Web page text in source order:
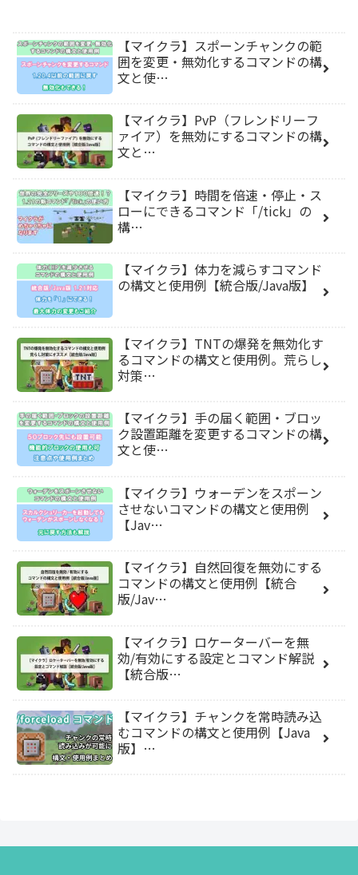
【マイクラ】スポーンチャンクの範
囲を変更・無効化するコマンドの構
文と使…
【マイクラ】PvP（フレンドリーフ
ァイア）を無効にするコマンドの構
文と…
【マイクラ】時間を倍速・停止・ス
ローにできるコマンド「/tick」の
構…
【マイクラ】体力を減らすコマンド
の構文と使用例【統合版/Java版】
【マイクラ】TNTの爆発を無効化す
るコマンドの構文と使用例。荒らし
対策…
【マイクラ】手の届く範囲・ブロッ
ク設置距離を変更するコマンドの構
文と使…
【マイクラ】ウォーデンをスポーン
させないコマンドの構文と使用例
【Jav…
【マイクラ】自然回復を無効にする
コマンドの構文と使用例【統合
版/Jav…
【マイクラ】ロケーターバーを無
効/有効にする設定とコマンド解説
【統合版…
【マイクラ】チャンクを常時読み込
むコマンドの構文と使用例【Java
版】…